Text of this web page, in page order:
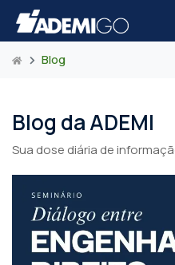
Blog
Blog da ADEMI
Sua dose diária de